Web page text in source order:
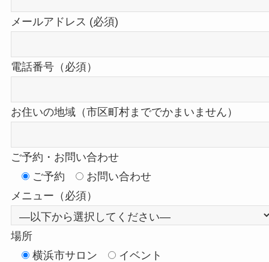
メールアドレス (必須)
電話番号（必須）
お住いの地域（市区町村まででかまいません）
ご予約・お問い合わせ
ご予約
お問い合わせ
メニュー（必須）
場所
横浜市サロン
イベント